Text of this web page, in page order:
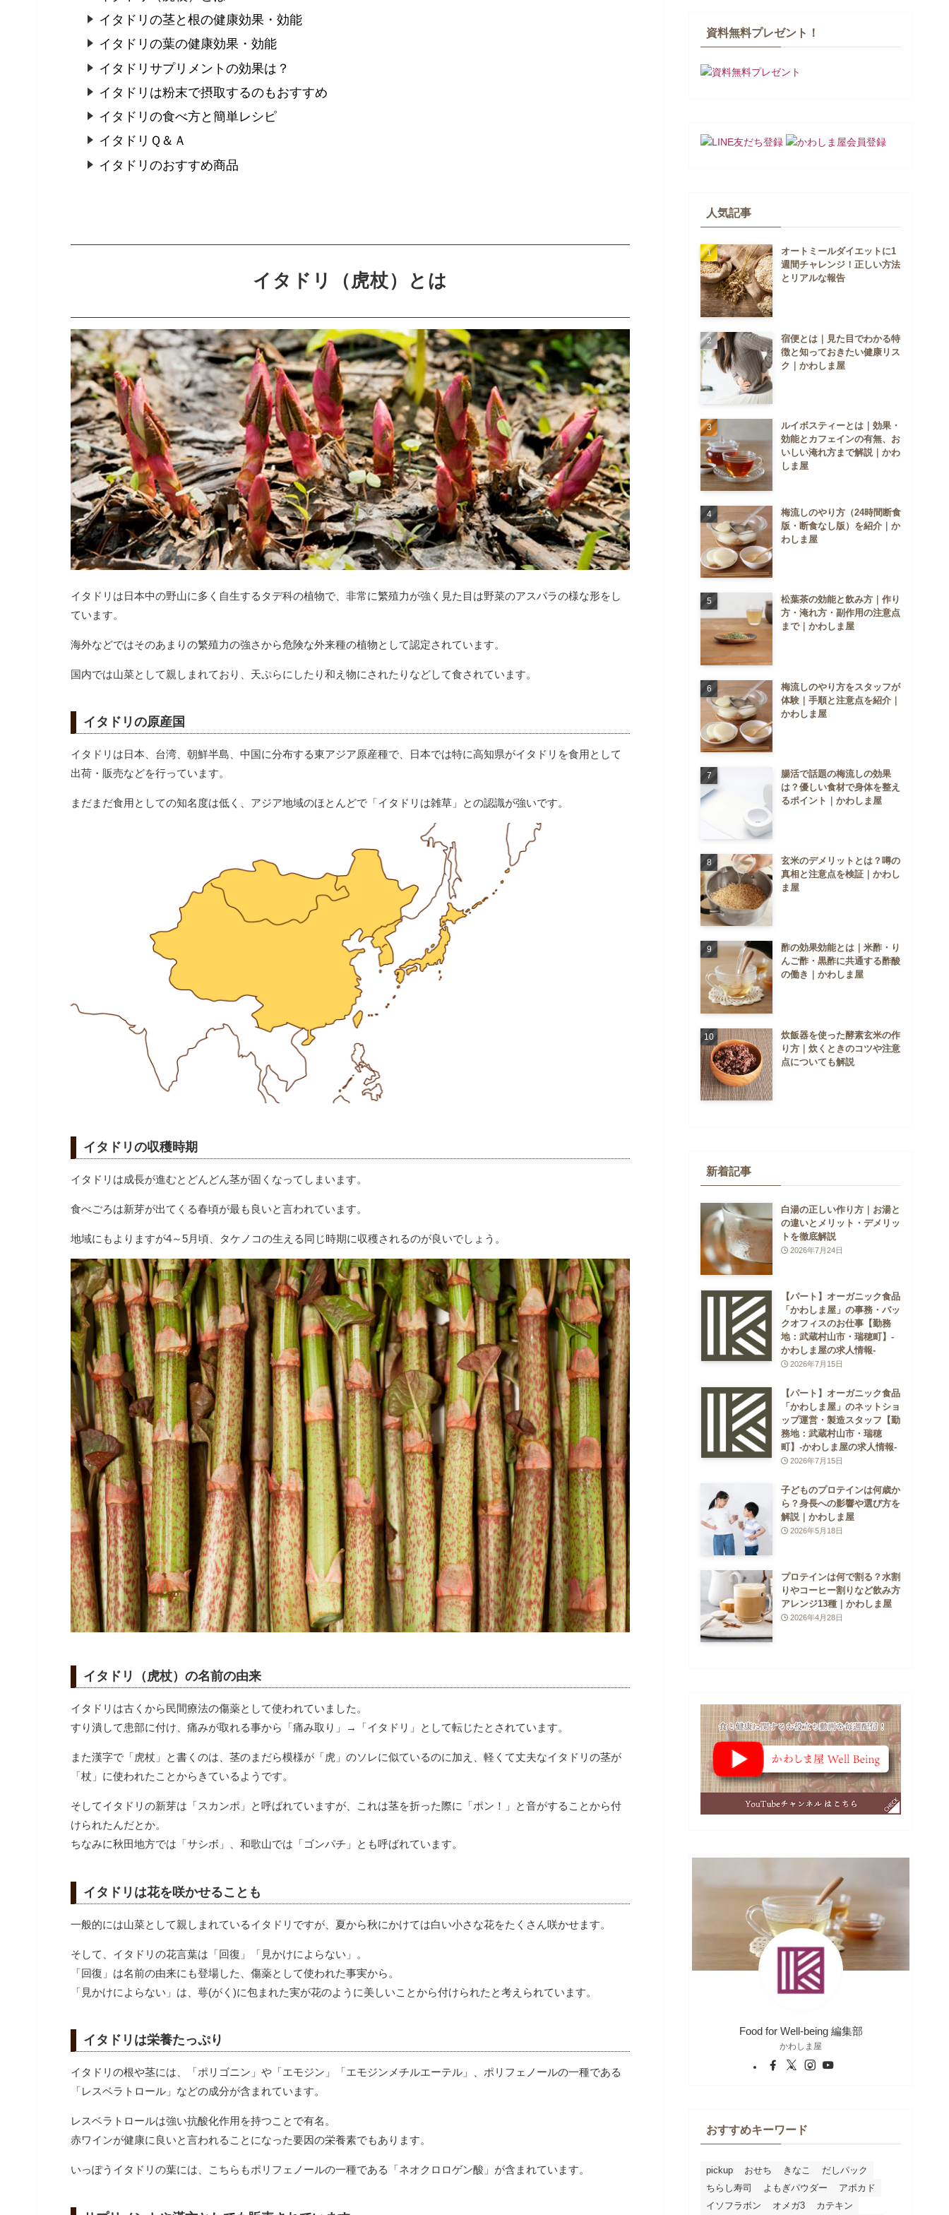
イタドリの茎と根の健康効果・効能
イタドリの葉の健康効果・効能
イタドリサプリメントの効果は？
イタドリは粉末で摂取するのもおすすめ
イタドリの食べ方と簡単レシピ
イタドリＱ＆Ａ
イタドリのおすすめ商品
イタドリ（虎杖）とは
イタドリは日本中の野山に多く自生するタデ科の植物で、非常に繁殖力が強く見た目は野菜のアスパラの様な形をし
ています。
海外などではそのあまりの繁殖力の強さから危険な外来種の植物として認定されています。
国内では山菜として親しまれており、天ぷらにしたり和え物にされたりなどして食されています。
イタドリの原産国
イタドリは日本、台湾、朝鮮半島、中国に分布する東アジア原産種で、日本では特に高知県がイタドリを食用として
出荷・販売などを行っています。
まだまだ食用としての知名度は低く、アジア地域のほとんどで「イタドリは雑草」との認識が強いです。
イタドリの収穫時期
イタドリは成長が進むとどんどん茎が固くなってしまいます。
食べごろは新芽が出てくる春頃が最も良いと言われています。
地域にもよりますが4～5月頃、タケノコの生える同じ時期に収穫されるのが良いでしょう。
イタドリ（虎杖）の名前の由来
イタドリは古くから民間療法の傷薬として使われていました。
すり潰して患部に付け、痛みが取れる事から「痛み取り」→「イタドリ」として転じたとされています。
また漢字で「虎杖」と書くのは、茎のまだら模様が「虎」のソレに似ているのに加え、軽くて丈夫なイタドリの茎が
「杖」に使われたことからきているようです。
そしてイタドリの新芽は「スカンポ」と呼ばれていますが、これは茎を折った際に「ポン！」と音がすることから付
けられたんだとか。
ちなみに秋田地方では「サシボ」、和歌山では「ゴンパチ」とも呼ばれています。
イタドリは花を咲かせることも
一般的には山菜として親しまれているイタドリですが、夏から秋にかけては白い小さな花をたくさん咲かせます。
そして、イタドリの花言葉は「回復」「見かけによらない」。
「回復」は名前の由来にも登場した、傷薬として使われた事実から。
「見かけによらない」は、萼(がく)に包まれた実が花のように美しいことから付けられたと考えられています。
イタドリは栄養たっぷり
イタドリの根や茎には、「ポリゴニン」や「エモジン」「エモジンメチルエーテル」、ポリフェノールの一種である
「レスベラトロール」などの成分が含まれています。
レスベラトロールは強い抗酸化作用を持つことで有名。
赤ワインが健康に良いと言われることになった要因の栄養素でもあります。
いっぽうイタドリの葉には、こちらもポリフェノールの一種である「ネオクロロゲン酸」が含まれています。
資料無料プレゼント！
人気記事
オートミールダイエットに1
週間チャレンジ！正しい方法
とリアルな報告
宿便とは｜見た目でわかる特
徴と知っておきたい健康リス
ク｜かわしま屋
ルイボスティーとは｜効果・
効能とカフェインの有無、お
いしい淹れ方まで解説｜かわ
しま屋
梅流しのやり方（24時間断食
版・断食なし版）を紹介｜か
わしま屋
松葉茶の効能と飲み方｜作り
方・淹れ方・副作用の注意点
まで｜かわしま屋
梅流しのやり方をスタッフが
体験｜手順と注意点を紹介｜
かわしま屋
腸活で話題の梅流しの効果
は？優しい食材で身体を整え
るポイント｜かわしま屋
玄米のデメリットとは？噂の
真相と注意点を検証｜かわし
ま屋
酢の効果効能とは｜米酢・り
んご酢・黒酢に共通する酢酸
の働き｜かわしま屋
炊飯器を使った酵素玄米の作
り方｜炊くときのコツや注意
点についても解説
新着記事
白湯の正しい作り方｜お湯と
の違いとメリット・デメリッ
トを徹底解説
2026年7月24日
【パート】オーガニック食品
「かわしま屋」の事務・バッ
クオフィスのお仕事【勤務
地：武蔵村山市・瑞穂町】-
かわしま屋の求人情報-
2026年7月15日
【パート】オーガニック食品
「かわしま屋」のネットショ
ップ運営・製造スタッフ【勤
務地：武蔵村山市・瑞穂
町】-かわしま屋の求人情報-
2026年7月15日
子どものプロテインは何歳か
ら？身長への影響や選び方を
解説｜かわしま屋
2026年5月18日
プロテインは何で割る？水割
りやコーヒー割りなど飲み方
アレンジ13種｜かわしま屋
2026年4月28日
Food for Well-being 編集部
かわしま屋
おすすめキーワード
pickup おせち きなこ
だしパック
ちらし寿司
よもぎパウダー
アボカド
イソフラボン
オメガ3 カテキン